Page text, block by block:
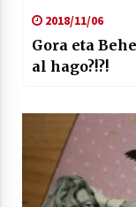
2018/11/06
Gora eta
al hago?!?!